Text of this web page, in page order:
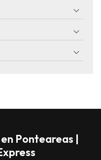
Ponteareas |